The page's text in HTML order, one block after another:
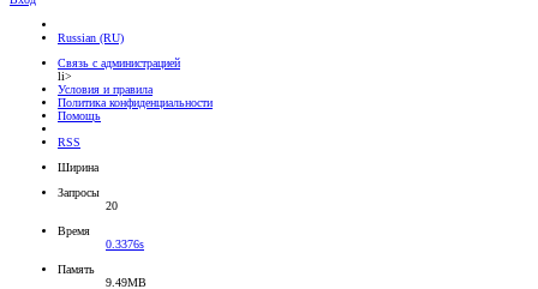
Russian (RU)
Связь с администрацией
li>
Условия и правила
Политика конфиденциальности
Помощь
RSS
Ширина
Запросы
20
Время
0.3376s
Память
9.49MB